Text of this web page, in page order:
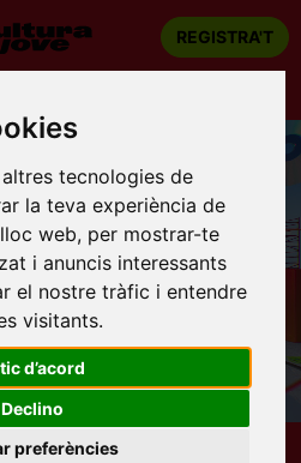
tecnologies de
la teva experiència de
web, per mostrar-te
i anuncis interessants
el nostre tràfic i entendre
visitants.
d’acord
Declino
preferències
REGISTRA'T